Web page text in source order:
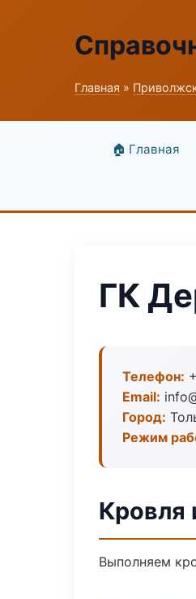
Главная »
🏠 Главная
ГК
Телефон:
Email:
Город:
Режим
Кровля
Выполняем